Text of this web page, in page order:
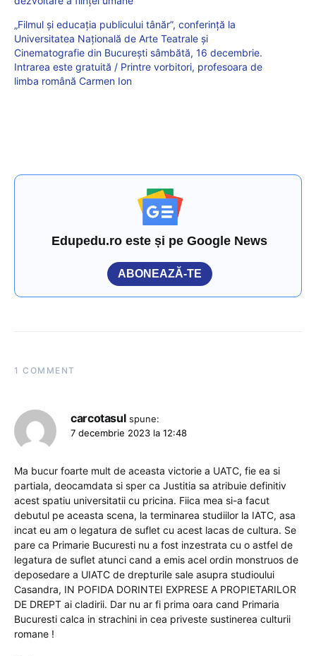
„Filmul și educația publicului tânăr”, conferință la
Universitatea Națională de Arte Teatrale și
Cinematografie din București sâmbătă, 16 decembrie.
Intrarea este gratuită / Printre vorbitori, profesoara de
limba română Carmen Ion
Edupedu.ro este și pe Google News
ABONEAZĂ-TE
1 COMMENT
carcotasul spune:
7 decembrie 2023 la 12:48
Ma bucur foarte mult de aceasta victorie a UATC, fie ea si
partiala, deocamdata si sper ca Justitia sa atribuie definitiv
acest spatiu universitatii cu pricina. Fiica mea si-a facut
debutul pe aceasta scena, la terminarea studiilor la IATC, asa
incat eu am o legatura de suflet cu acest lacas de cultura. Se
pare ca Primarie Bucuresti nu a fost inzestrata cu o astfel de
legatura de suflet atunci cand a emis acel ordin monstruos de
deposedare a UIATC de drepturile sale asupra studioului
Casandra, IN POFIDA DORINTEI EXPRESE A PROPIETARILOR
DE DREPT ai cladirii. Dar nu ar fi prima oara cand Primaria
Bucuresti calca in strachini in cea priveste sustinerea culturii
romane !